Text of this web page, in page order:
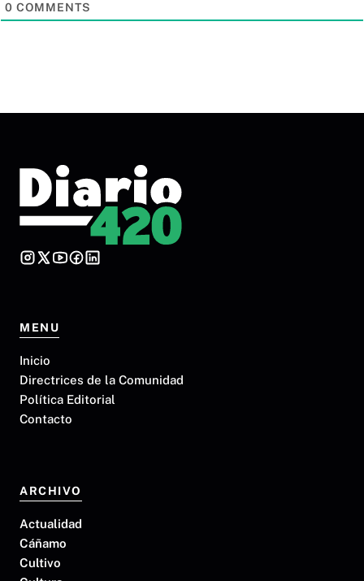
0 COMMENTS
MENU
Inicio
Directrices de la Comunidad
Política Editorial
Contacto
ARCHIVO
Actualidad
Cáñamo
Cultivo